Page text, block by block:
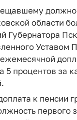
области
Губернатора
Уставом
5 процентов за
к пенсии
первого